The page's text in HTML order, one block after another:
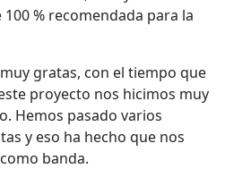
100 % recomendada para la
gratas, con el tiempo que
proyecto nos hicimos muy
Hemos pasado varios
y eso ha hecho que nos
banda.